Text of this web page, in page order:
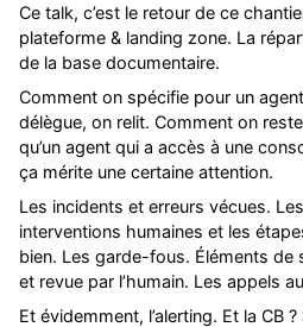
Ce talk, c’est le retour de ce
plateforme & landing zone. La
de la base documentaire.
Comment on spécifie pour un
délègue, on relit. Comment on
qu’un agent qui a accès à une
ça mérite une certaine attention.
Les incidents et erreurs vécues.
interventions humaines et les
bien. Les garde-fous. Éléments de
et revue par l’humain. Les appels
Et évidemment, l’alerting. Et la CB